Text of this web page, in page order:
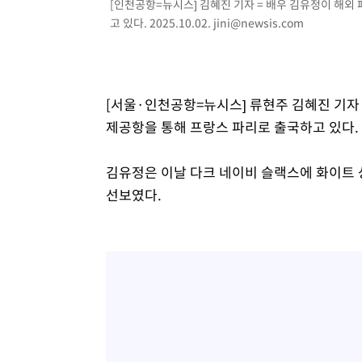
[인천공항=뉴시스] 김혜진 기자 = 배우 김유정이 해
고 있다. 2025.10.02. jini@newsis.com
[서울·인천공항=뉴시스] 류현주 김혜진 기
제공항을 통해 프랑스 파리로 출국하고 있다.
김유정은 이날 다크 네이비 슬랙스에 화이
선보였다.